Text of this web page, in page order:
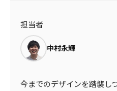
担当者
中村永輝
今までのデザインを踏襲し